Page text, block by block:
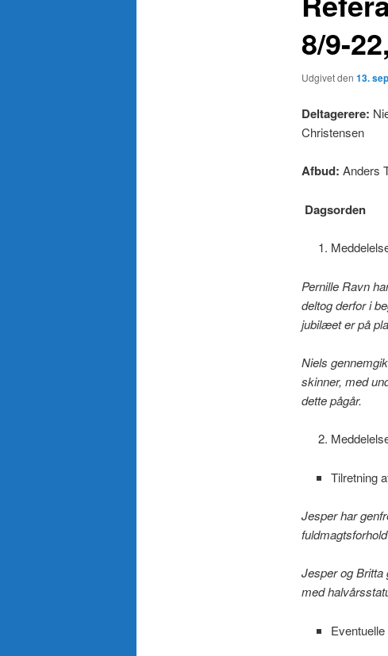
8/9-
Udgivet den 13.
Deltagerere:
Christensen
Afbud: Anders
Dagsorden
Pernille Ravn
deltog derfor i
jubilæet er på
Niels
skinner, med
dette pågår.
Tilretning
Jesper har
Jesper og
med